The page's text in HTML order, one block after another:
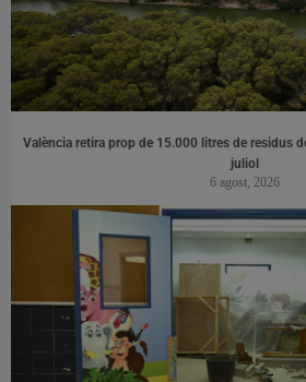
València retira prop de 15.000 litres de residus
juliol
6 agost, 2026